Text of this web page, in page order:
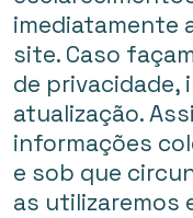
imediatamente
site. Caso
de
atualização.
informações
e sob que
as utilizaremos